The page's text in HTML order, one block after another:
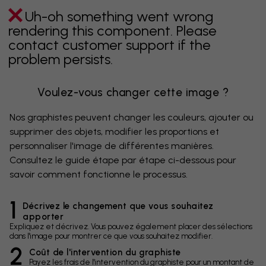
Uh-oh something went wrong
rendering this component. Please
contact customer support if the
problem persists.
Voulez-vous changer cette image ?
Nos graphistes peuvent changer les couleurs, ajouter ou
supprimer des objets, modifier les proportions et
personnaliser l'image de différentes manières.
Consultez le guide étape par étape ci-dessous pour
savoir comment fonctionne le processus.
1
Décrivez le changement que vous souhaitez
apporter
Expliquez et décrivez. Vous pouvez également placer des sélections
dans l'image pour montrer ce que vous souhaitez modifier.
2 Coût de l'intervention du graphiste
Payez les frais de l'intervention du graphiste pour un montant de